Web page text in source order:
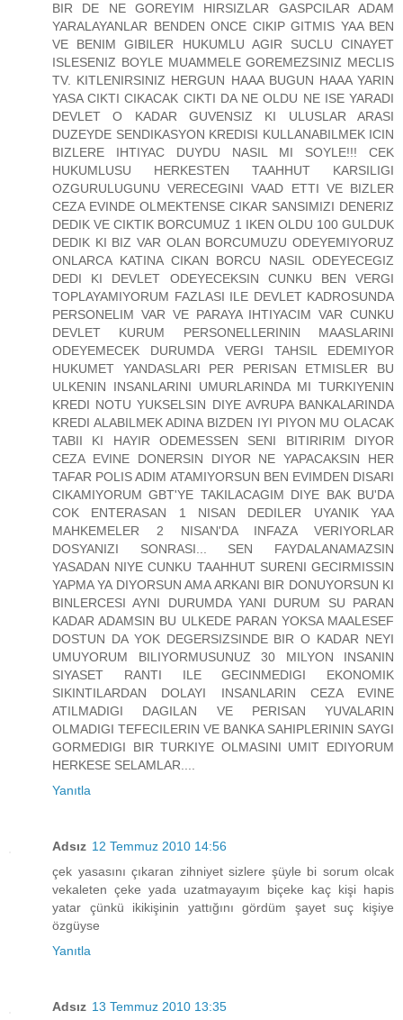
BIR DE NE GOREYIM HIRSIZLAR GASPCILAR ADAM
YARALAYANLAR BENDEN ONCE CIKIP GITMIS YAA BEN
VE BENIM GIBILER HUKUMLU AGIR SUCLU CINAYET
ISLESENIZ BOYLE MUAMMELE GOREMEZSINIZ MECLIS
TV. KITLENIRSINIZ HERGUN HAAA BUGUN HAAA YARIN
YASA CIKTI CIKACAK CIKTI DA NE OLDU NE ISE YARADI
DEVLET O KADAR GUVENSIZ KI ULUSLAR ARASI
DUZEYDE SENDIKASYON KREDISI KULLANABILMEK ICIN
BIZLERE IHTIYAC DUYDU NASIL MI SOYLE!!! CEK
HUKUMLUSU HERKESTEN TAAHHUT KARSILIGI
OZGURULUGUNU VERECEGINI VAAD ETTI VE BIZLER
CEZA EVINDE OLMEKTENSE CIKAR SANSIMIZI DENERIZ
DEDIK VE CIKTIK BORCUMUZ 1 IKEN OLDU 100 GULDUK
DEDIK KI BIZ VAR OLAN BORCUMUZU ODEYEMIYORUZ
ONLARCA KATINA CIKAN BORCU NASIL ODEYECEGIZ
DEDI KI DEVLET ODEYECEKSIN CUNKU BEN VERGI
TOPLAYAMIYORUM FAZLASI ILE DEVLET KADROSUNDA
PERSONELIM VAR VE PARAYA IHTIYACIM VAR CUNKU
DEVLET KURUM PERSONELLERININ MAASLARINI
ODEYEMECEK DURUMDA VERGI TAHSIL EDEMIYOR
HUKUMET YANDASLARI PER PERISAN ETMISLER BU
ULKENIN INSANLARINI UMURLARINDA MI TURKIYENIN
KREDI NOTU YUKSELSIN DIYE AVRUPA BANKALARINDA
KREDI ALABILMEK ADINA BIZDEN IYI PIYON MU OLACAK
TABII KI HAYIR ODEMESSEN SENI BITIRIRIM DIYOR
CEZA EVINE DONERSIN DIYOR NE YAPACAKSIN HER
TAFAR POLIS ADIM ATAMIYORSUN BEN EVIMDEN DISARI
CIKAMIYORUM GBT'YE TAKILACAGIM DIYE BAK BU'DA
COK ENTERASAN 1 NISAN DEDILER UYANIK YAA
MAHKEMELER 2 NISAN'DA INFAZA VERIYORLAR
DOSYANIZI SONRASI... SEN FAYDALANAMAZSIN
YASADAN NIYE CUNKU TAAHHUT SURENI GECIRMISSIN
YAPMA YA DIYORSUN AMA ARKANI BIR DONUYORSUN KI
BINLERCESI AYNI DURUMDA YANI DURUM SU PARAN
KADAR ADAMSIN BU ULKEDE PARAN YOKSA MAALESEF
DOSTUN DA YOK DEGERSIZSINDE BIR O KADAR NEYI
UMUYORUM BILIYORMUSUNUZ 30 MILYON INSANIN
SIYASET RANTI ILE GECINMEDIGI EKONOMIK
SIKINTILARDAN DOLAYI INSANLARIN CEZA EVINE
ATILMADIGI DAGILAN VE PERISAN YUVALARIN
OLMADIGI TEFECILERIN VE BANKA SAHIPLERININ SAYGI
GORMEDIGI BIR TURKIYE OLMASINI UMIT EDIYORUM
HERKESE SELAMLAR....
Yanıtla
Adsız 12 Temmuz 2010 14:56
çek yasasını çıkaran zihniyet sizlere şüyle bi sorum olcak
vekaleten çeke yada uzatmayayım biçeke kaç kişi hapis
yatar çünkü ikikişinin yattığını gördüm şayet suç kişiye
özgüyse
Yanıtla
Adsız 13 Temmuz 2010 13:35